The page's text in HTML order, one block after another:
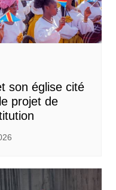
son église cité
projet de